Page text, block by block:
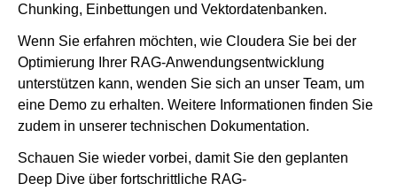
Chunking, Einbettungen und Vektordatenbanken.
Wenn Sie erfahren möchten, wie Cloudera Sie bei der
Optimierung Ihrer RAG-Anwendungsentwicklung
unterstützen kann, wenden Sie sich an unser Team, um
eine Demo zu erhalten. Weitere Informationen finden Sie
zudem in unserer technischen Dokumentation.
Schauen Sie wieder vorbei, damit Sie den geplanten
Deep Dive über fortschrittliche RAG-